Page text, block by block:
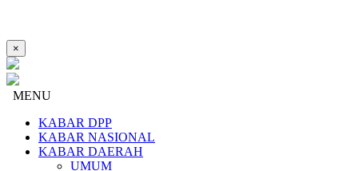
×
MENU
KABAR DPP
KABAR NASIONAL
KABAR DAERAH
UMUM